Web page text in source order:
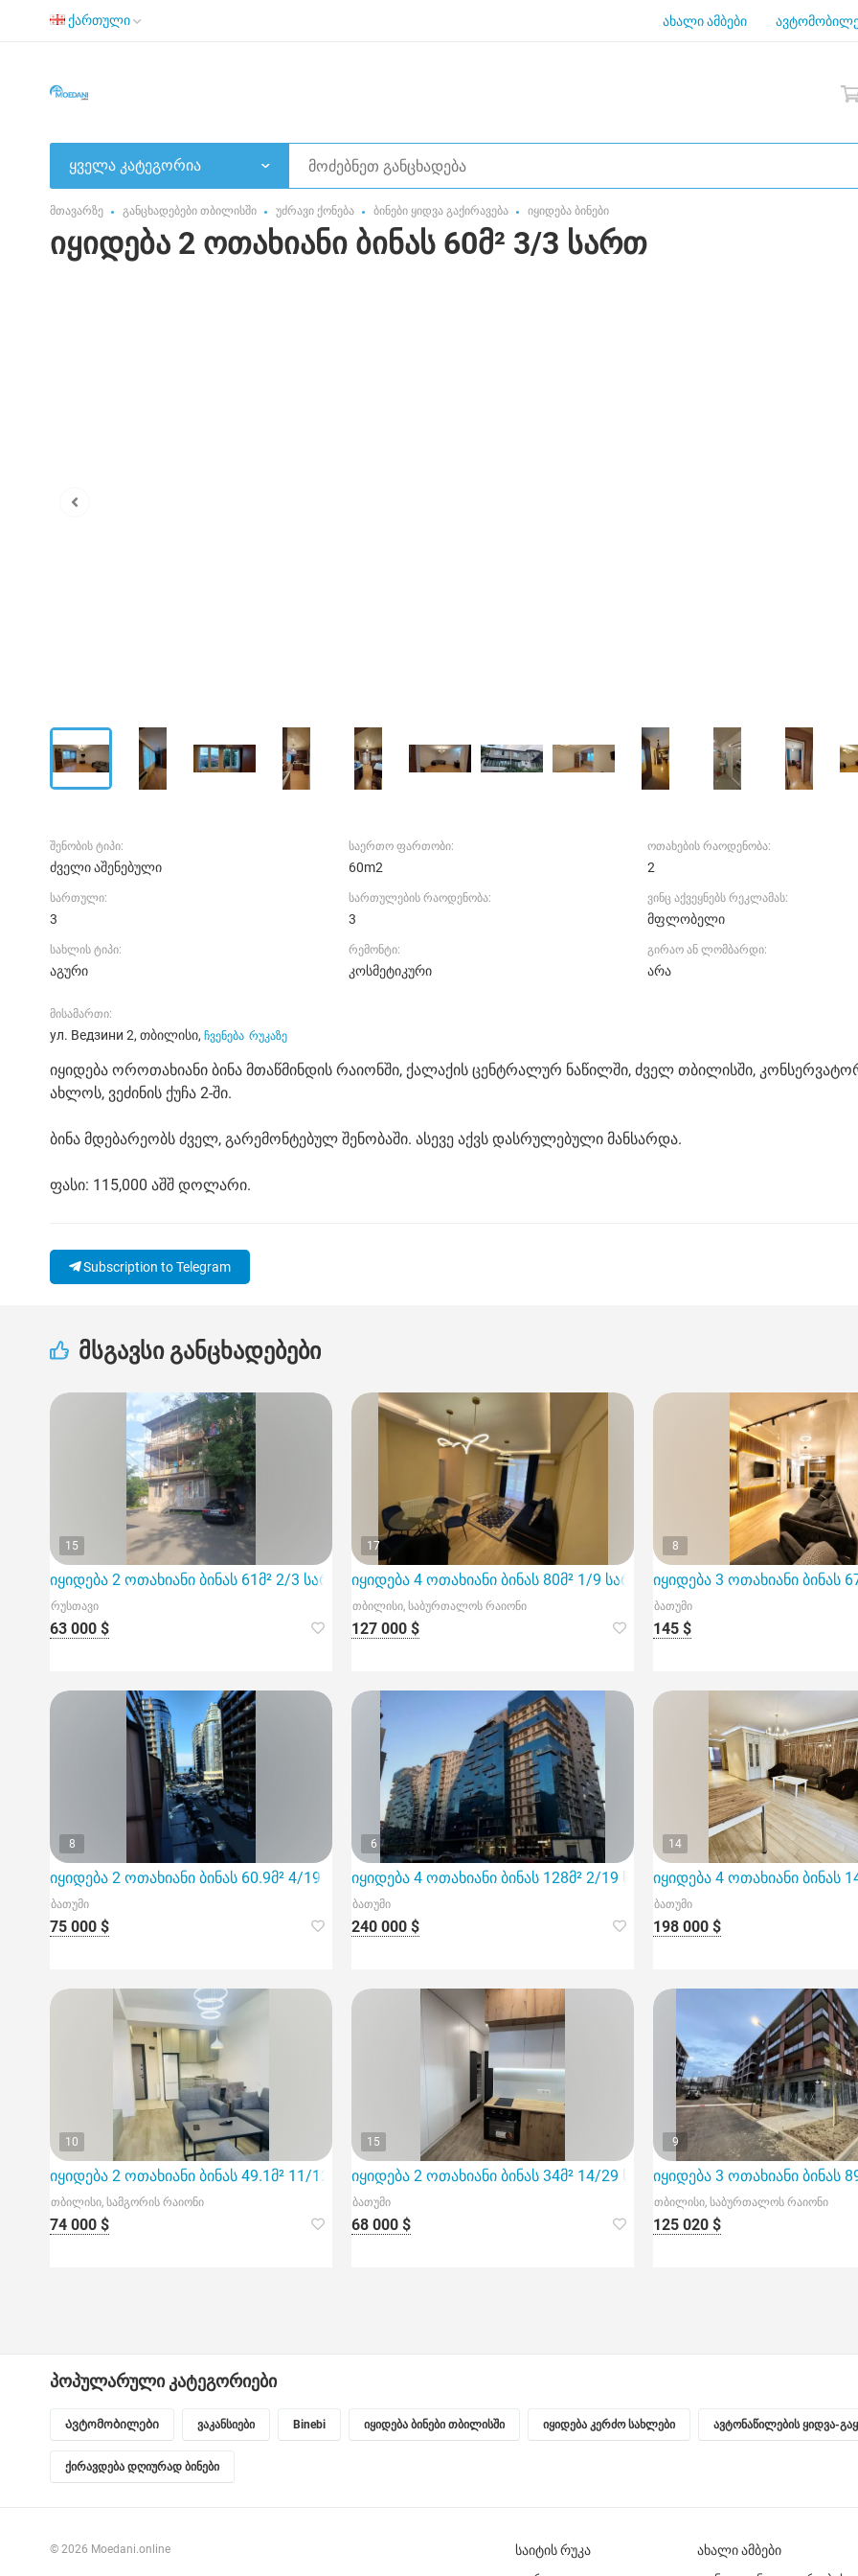
ქართული ახალი ამბები
ყველა კატეგორია
მთავარზე განცხადებები თბილისში უძრავი ქონება ბინები ყიდვა გაქირავება იყიდება ბინები
იყიდება 2 ოთახიანი ბინას 60მ² 3/3 სართ
შენობის ტიპი:
ძველი აშენებული
საერთო ფართობი:
60m2
ოთახების რაოდენობა:
2
სართული:
3
სართულების რაოდენობა:
3
ვინც აქვეყნებს რეკლამას:
მფლობელი
სახლის ტიპი:
აგური
რემონტი:
კოსმეტიკური
გირაო ან ლომბარდი:
არა
მისამართი:
ул. Ведзини 2, თბილისი, ჩვენება რუკაზე
იყიდება ოროთახიანი ბინა მთაწმინდის რაიონში, ქალაქის ცენტრალურ ნაწილში, ძველ თბილისში,
ახლოს, ვეძინის ქუჩა 2-ში.
ბინა მდებარეობს ძველ, გარემონტებულ შენობაში. ასევე აქვს დასრულებული მანსარდა.
ფასი: 115,000 აშშ დოლარი.
Subscription to Telegram
მსგავსი განცხადებები
15
იყიდება 2 ოთახიანი ბინას 61მ² 2/3 სართ
რუსთავი
63 000 $
17
იყიდება 4 ოთახიანი ბინას 80მ² 1/9 სართ
თბილისი, საბურთალოს რაიონი
127 000 $
8
იყიდება 3 ოთახიანი ბინას
ბათუმი
145 $
8
იყიდება 2 ოთახიანი ბინას 60.9მ² 4/19 სართ
ბათუმი
75 000 $
6
იყიდება 4 ოთახიანი ბინას 128მ² 2/19 სართ
ბათუმი
240 000 $
14
იყიდება 4 ოთახიანი ბინას
ბათუმი
198 000 $
10
იყიდება 2 ოთახიანი ბინას 49.1მ² 11/12 სართ
თბილისი, სამგორის რაიონი
74 000 $
15
იყიდება 2 ოთახიანი ბინას 34მ² 14/29 სართ
ბათუმი
68 000 $
9
იყიდება 3 ოთახიანი ბინას
თბილისი, საბურთალოს რაიონი
125 020 $
პოპულარული კატეგორიები
Ავტომობილები ვაკანსიები Binebi იყიდება ბინები თბილისში იყიდება კერძო სახლები ავტონაწილების ყიდვა-
ქირავდება დღიურად ბინები
© 2026 Moedani.online
საიტის რუკა
ახალი ამბები